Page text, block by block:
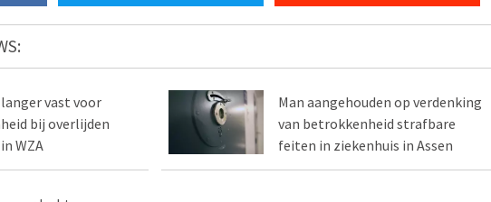
vast voor
bij overlijden
WZA
Man aangehouden op verdenking
van betrokkenheid strafbare
feiten in ziekenhuis in Assen